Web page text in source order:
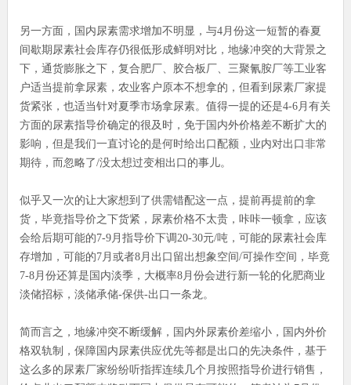
另一方面，国内尿素需求增加不明显，与4月份这一短暂的春夏
间歇期尿素社会库存仍很低形成鲜明对比，地缘冲突的大背景之
下，通货膨胀之下，复合肥厂、胶合板厂、三聚氰胺厂等工业客
户适当提前拿尿素，农业客户原本不想拿的，但看到尿素厂家提
货紧张，也适当针对夏季市场拿尿素。值得一提的还是4-6月有关
方面的尿素指导价确定的很及时，免于国内外价格差不断扩大的
影响，但是我们一直讨论的是何时给出口配额，业内对出口非常
期待，而忽略了/没太想过变相出口的事儿。
似乎又一次的让大家想到了供需错配这一点，提前再提前的拿
货，毕竟指导价之下货紧，尿素价格不太贵，咔咔一顿拿，应该
会给后期可能的7-9月指导价下调20-30元/吨，可能的尿素社会库
存增加，可能的7月或者8月出口留出想象空间/可操作空间，毕竟
7-8月份还算是国内淡季，大概率8月份会进行新一轮的化肥商业
淡储招标，淡储承储-保供-出口一条龙。
简而言之，地缘冲突不断缓解，国内外尿素价差缩小，国内外价
格双轨制，保障国内尿素供应优先等都是出口的先决条件，基于
这么多的尿素厂家纷纷听指挥连续几个月按照指导价进行销售，